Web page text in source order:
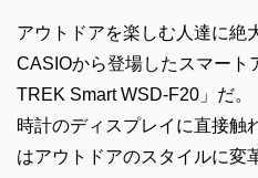
アウトドアを楽しむ人達に絶
CASIOから登場したスマート
TREK Smart WSD-F20」だ。
時計のディスプレイに直接触
はアウトドアのスタイルに変